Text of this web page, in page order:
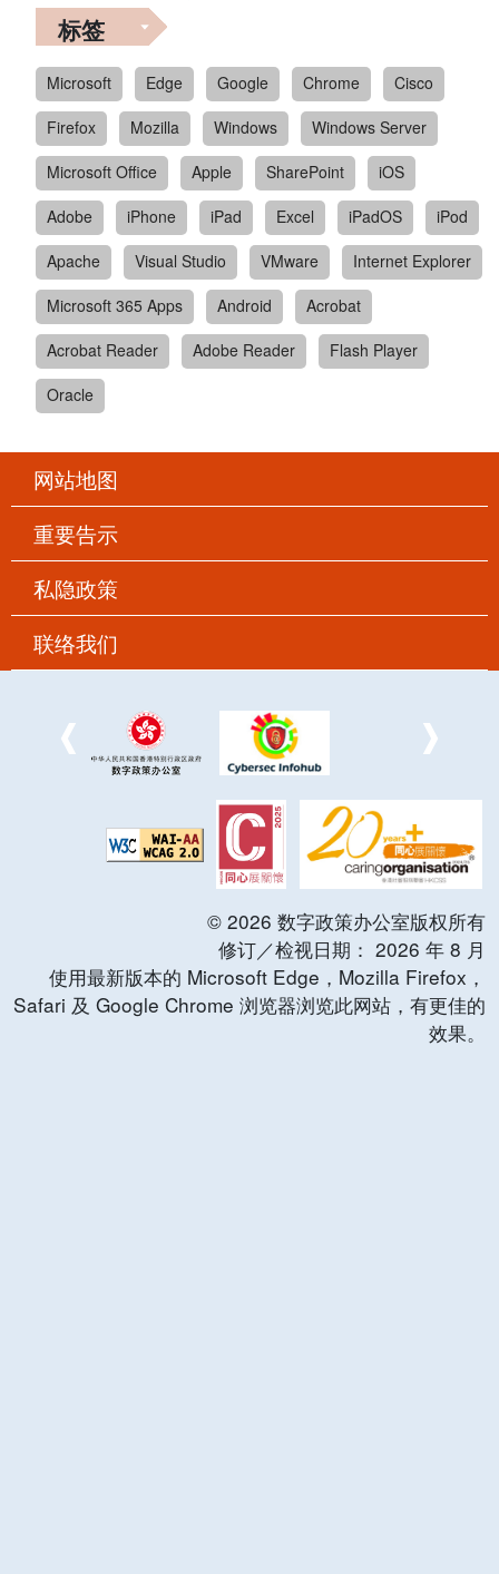
标签
Microsoft Edge Google Chrome
Cisco
Firefox
Mozilla Windows
Windows Server
Microsoft Office
Apple SharePoint
iOS
Adobe
iPhone iPad Excel iPadOS
iPod
Apache
Visual Studio VMware
Internet Explorer
Microsoft 365 Apps
Android
Acrobat
Acrobat Reader
Adobe Reader
Flash Player
Oracle
网站地图
重要告示
私隐政策
联络我们
© 2026 数字政策办公室版权所有
修订／检视日期： 2026 年 8 月
使用最新版本的 Microsoft Edge，Mozilla Firefox，
Safari 及 Google Chrome 浏览器浏览此网站，有更佳的
效果。